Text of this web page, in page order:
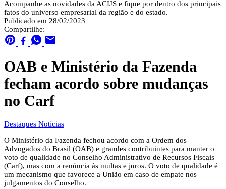
Acompanhe as novidades da ACIJS e fique por dentro dos principais
fatos do universo empresarial da região e do estado.
Publicado em 28/02/2023
Compartilhe:
OAB e Ministério da Fazenda
fecham acordo sobre mudanças
no Carf
Destaques Notícias
O Ministério da Fazenda fechou acordo com a Ordem dos
Advogados do Brasil (OAB) e grandes contribuintes para manter o
voto de qualidade no Conselho Administrativo de Recursos Fiscais
(Carf), mas com a renúncia às multas e juros. O voto de qualidade é
um mecanismo que favorece a União em caso de empate nos
julgamentos do Conselho.